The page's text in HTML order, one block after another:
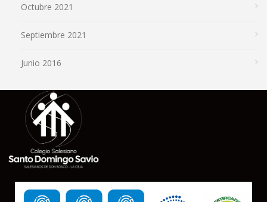
Octubre 2021
Septiembre 2021
Junio 2016